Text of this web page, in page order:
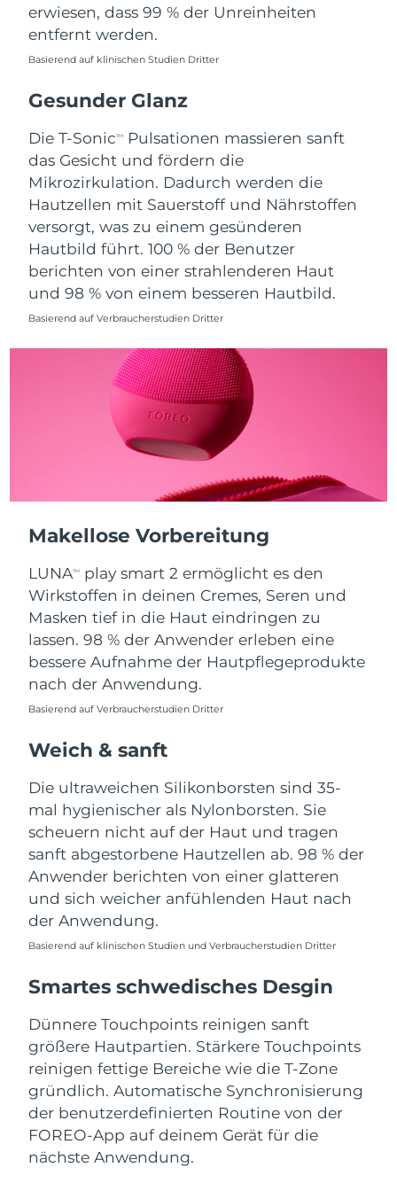
erwiesen, dass 99 % der Unreinheiten
entfernt werden.
Basierend auf klinischen Studien Dritter
Gesunder Glanz
Die T-SonicTM
Pulsationen massieren sanft
das Gesicht und fördern die
Mikrozirkulation. Dadurch werden die
Hautzellen mit Sauerstoff und Nährstoffen
versorgt, was zu einem gesünderen
Hautbild führt. 100 % der Benutzer
berichten von einer strahlenderen Haut
und 98 % von einem besseren Hautbild.
Basierend auf Verbraucherstudien Dritter
Makellose Vorbereitung
LUNATM
play smart 2 ermöglicht es den
Wirkstoffen in deinen Cremes, Seren und
Masken tief in die Haut eindringen zu
lassen. 98 % der Anwender erleben eine
bessere Aufnahme der Hautpflegeprodukte
nach der Anwendung.
Basierend auf Verbraucherstudien Dritter
Weich & sanft
Die ultraweichen Silikonborsten sind 35-
mal hygienischer als Nylonborsten. Sie
scheuern nicht auf der Haut und tragen
sanft abgestorbene Hautzellen ab. 98 % der
Anwender berichten von einer glatteren
und sich weicher anfühlenden Haut nach
der Anwendung.
Basierend auf klinischen Studien und Verbraucherstudien Dritter
Smartes schwedisches Desgin
Dünnere Touchpoints reinigen sanft
größere Hautpartien. Stärkere Touchpoints
reinigen fettige Bereiche wie die T-Zone
gründlich. Automatische Synchronisierung
der benutzerdefinierten Routine von der
FOREO-App auf deinem Gerät für die
nächste Anwendung.
Saudi-Arabien
Slowakei
Slowenien Erwartete Lieferung
Südafrika
Südkorea Erwartete Lieferung
Spanien Erwartete Lieferung 8/8/26
Schweden Erwartete Lieferung
Erwartete Lieferung
Erwartete Lieferung
Erwartete Lieferung
Erwartete Lieferung8/9/26
Vereinigte Arabische
Emirate
Erwartete Lieferung
Vereinigtes
Königreich
Erwartete Lieferung8/8/26
Vereinigte Staaten Erwartete Lieferung8/9/26
Usbekistan